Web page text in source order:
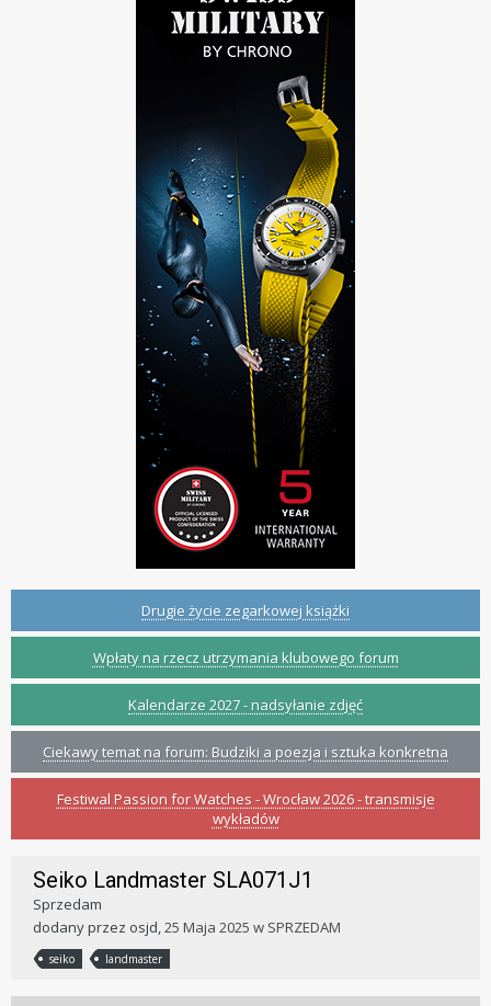
Drugie życie zegarkowej książki
Wpłaty na rzecz utrzymania klubowego forum
Kalendarze 2027 - nadsyłanie zdjęć
Ciekawy temat na forum: Budziki a poezja i sztuka konkretna
Festiwal Passion for Watches - Wrocław 2026 - transmisje
wykładów
Seiko Landmaster SLA071J1
Sprzedam
dodany przez osjd,25 Maja 2025 w SPRZEDAM
seiko landmaster